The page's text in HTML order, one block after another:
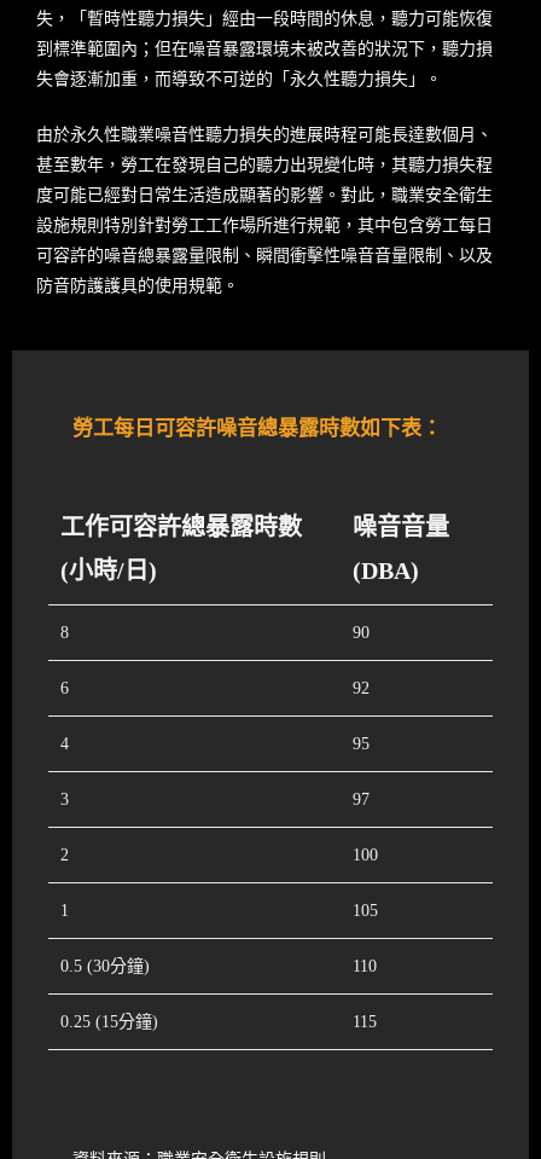
失，「暫時性聽力損失」經由一段時間的休息，聽力可能恢復
到標準範圍內；但在噪音暴露環境未被改善的狀況下，聽力損
失會逐漸加重，而導致不可逆的「永久性聽力損失」。
由於永久性職業噪音性聽力損失的進展時程可能長達數個月、
甚至數年，勞工在發現自己的聽力出現變化時，其聽力損失程
度可能已經對日常生活造成顯著的影響。對此，職業安全衛生
設施規則特別針對勞工工作場所進行規範，其中包含勞工每日
可容許的噪音總暴露量限制、瞬間衝擊性噪音音量限制、以及
防音防護護具的使用規範。
勞工每日可容許噪音總暴露時數如下表：
工作可容許總暴露時數
(小時/日)
噪音音量
(DBA)
8 90
6 92
4 95
3 97
2 100
1 105
0.5 (30分鐘) 110
0.25 (15分鐘) 115